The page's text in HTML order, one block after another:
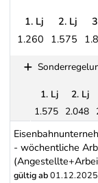
1. Lj 2. Lj
1.260 1.575
1. Lj 2. Lj
1.575 2.048
- wöchentliche
gültig ab01.12.2025